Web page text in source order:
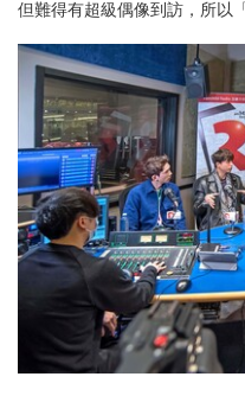
但難得有超級偶像到訪，所以